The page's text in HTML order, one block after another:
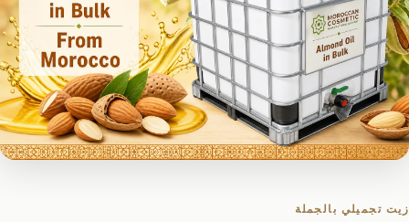
زيت تجميلي بالجملة